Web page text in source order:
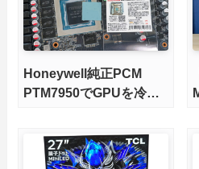
Honeywell純正PCM
PTM7950でGPUを冷や